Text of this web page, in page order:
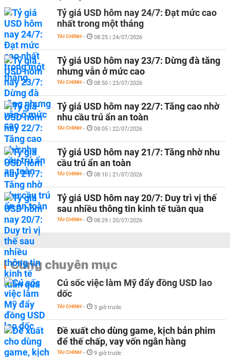
Tỷ giá USD hôm nay 24/7: Đạt mức cao
nhất trong một tháng
TÀI CHÍNH - 08:25 | 24/07/2026
Tỷ giá USD hôm nay 23/7: Dừng đà tăng
nhưng vẫn ở mức cao
TÀI CHÍNH - 08:50 | 23/07/2026
Tỷ giá USD hôm nay 22/7: Tăng cao nhờ
nhu cầu trú ẩn an toàn
TÀI CHÍNH - 08:05 | 22/07/2026
Tỷ giá USD hôm nay 21/7: Tăng nhờ nhu
cầu trú ẩn an toàn
TÀI CHÍNH - 08:10 | 21/07/2026
Tỷ giá USD hôm nay 20/7: Duy trì vị thế
sau nhiều thông tin kinh tế tuần qua
TÀI CHÍNH - 08:29 | 20/07/2026
Cùng chuyên mục
Cú sốc việc làm Mỹ đẩy đồng USD lao
dốc
TÀI CHÍNH - 3 giờ trước
Đề xuất cho dùng game, kịch bản phim
để thế chấp, vay vốn ngân hàng
TÀI CHÍNH - 9 giờ trước